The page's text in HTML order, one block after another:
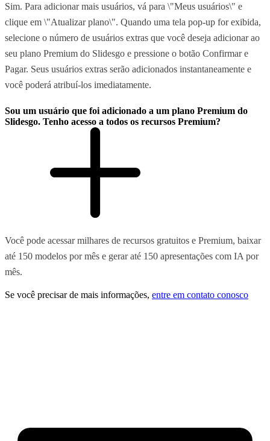
Sim. Para adicionar mais usuários, vá para \"Meus usuários\" e
clique em \"Atualizar plano\". Quando uma tela pop-up for exibida,
selecione o número de usuários extras que você deseja adicionar ao
seu plano Premium do Slidesgo e pressione o botão Confirmar e
Pagar. Seus usuários extras serão adicionados instantaneamente e
você poderá atribuí-los imediatamente.
Sou um usuário que foi adicionado a um plano Premium do
Slidesgo. Tenho acesso a todos os recursos Premium?
Você pode acessar milhares de recursos gratuitos e Premium, baixar
até 150 modelos por mês e gerar até 150 apresentações com IA por
mês.
Se você precisar de mais informações, entre em contato conosco